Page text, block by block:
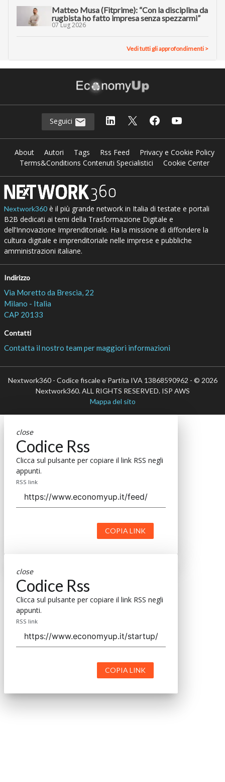
Matteo Musa (Fitprime): “Con la disciplina da
rugbista ho fatto impresa senza spezzarmi”
07 Lug 2026
Vedi tutti gli approfondimenti >
Seguici
About Autori Tags Rss Feed
Privacy e Cookie Policy
Terms&Conditions Contenuti Specialistici
Cookie Center
Nextwork360è il più grande network in Italia di testate e portali
B2B dedicati ai temi della Trasformazione Digitale e
dell’Innovazione Imprenditoriale. Ha la missione di diffondere la
cultura digitale e imprenditoriale nelle imprese e pubbliche
amministrazioni italiane.
Indirizzo
Via Moretto da Brescia, 22
Milano - Italia
CAP 20133
Contatti
Contatta il nostro team per maggiori informazioni
Nextwork360 - Codice fiscale e Partita IVA 13868590962 - © 2026
Nextwork360. ALL RIGHTS RESERVED. ISP AWS
Mappa del sito
close
Codice Rss
Clicca sul pulsante per copiare il link RSS negli
appunti.
RSS link
COPIA LINK
close
Codice Rss
Clicca sul pulsante per copiare il link RSS negli
appunti.
RSS link
COPIA LINK